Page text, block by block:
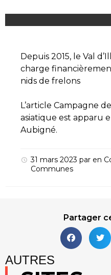
Depuis 2015, le Val
charge
nids de frelons
L’article Campagne
asiatique est apparu
Aubigné.
31 mars 2023 par en
Communes
Partager
AUTRES